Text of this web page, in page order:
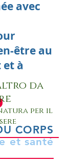
avec
être au
et à
CORPS
et santé
da
per il